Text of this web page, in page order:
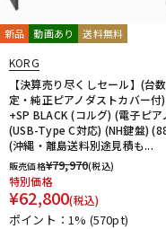
新品 動画あり 送料無料
KORG
【決算売り尽くしセール】(台
定・純正ピアノダストカバー付
+SP BLACK (コルグ) (電子ピア
(USB-Type C対応) (NH鍵盤)
(沖縄・離島送料別途見積も...
販売価格¥79,970(税込)
特別価格
¥62,800(税込)
ポイント：1% (570pt)